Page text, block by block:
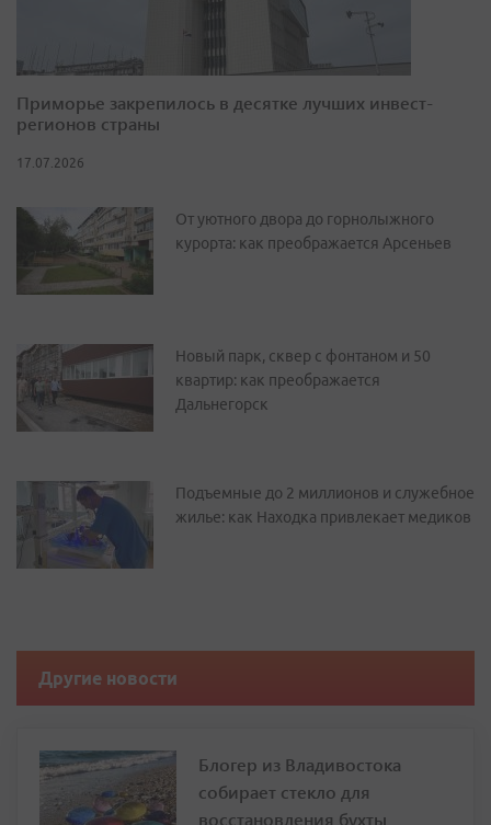
Приморье закрепилось в десятке лучших инвест-
регионов страны
17.07.2026
От уютного двора до горнолыжного
курорта: как преображается Арсеньев
Новый парк, сквер с фонтаном и 50
квартир: как преображается
Дальнегорск
Подъемные до 2 миллионов и служебное
жилье: как Находка привлекает медиков
Другие новости
Блогер из Владивостока
собирает стекло для
восстановления бухты